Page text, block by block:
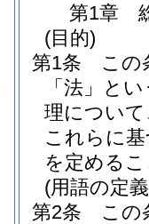
第1章
(目的)
第1条
この
「法」と
理につい
これらに
を定める
(用語の定
第2条
この